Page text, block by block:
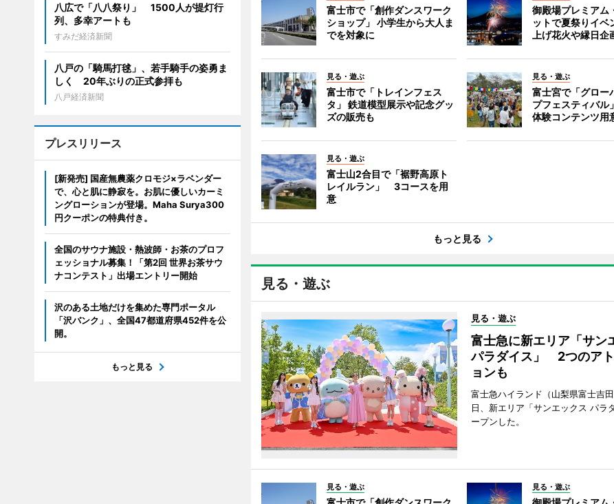
富士市で「創作ダンスワーク
ショップ」 小学生から大人ま
でを対象に
御殿場プレミアム
ットで夏祭りイ
上げ花火や縁日企
見る・遊ぶ
富士市で「トレインフェス
タ」 鉄道模型展示や記念グッ
ズの販売も
見る・遊ぶ
富士宮で「グロー
プフェスティバ
体験コンテンツ用
見る・遊ぶ
富士山2合目で「裾野高原ト
レイルラン」 3コースを用
意
もっと見る
見る・遊ぶ
見る・遊ぶ
富士急に新エリア「サン
パラダイス」 2つのア
ョンも
富士急ハイランド（山梨県富士吉
日、新エリア「サンエックス パラ
ープンした。
見る・遊ぶ 見る・遊ぶ
八広で「八八祭り」 1500人が提灯行
列、多幸アートも
すみだ経済新聞
八戸の「騎馬打毬」、若手騎手の姿勇ま
しく 20年ぶりの正式参拝も
八戸経済新聞
プレスリリース
[新発売] 国産無農薬クロモジ×ラベンダー
で、心と肌に静寂を。お肌に優しいカーミ
ングローションが登場。Maha Surya300
円クーポンの特典付き。
全国のサウナ施設・熱波師・お茶のプロフ
ェッショナル募集！「第2回 世界お茶サウ
ナコンテスト」出場エントリー開始
沢のある土地だけを集めた専門ポータル
「沢バンク」、全国47都道府県452件を公
開。
もっと見る